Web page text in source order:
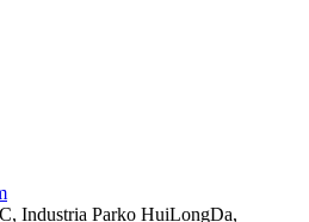
Industria Parko HuiLongDa,